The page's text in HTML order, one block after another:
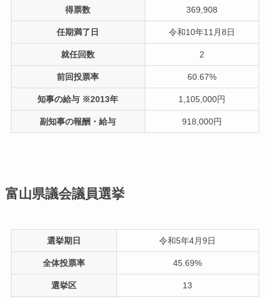
得票数 369,908
任期満了日 令和10年11月8日
就任回数 2
前回投票率 60.67%
知事の給与 ※2013年 1,105,000円
副知事の報酬・給与 918,000円
富山県議会議員選挙
選挙期日 令和5年4月9日
全体投票率 45.69%
選挙区 13